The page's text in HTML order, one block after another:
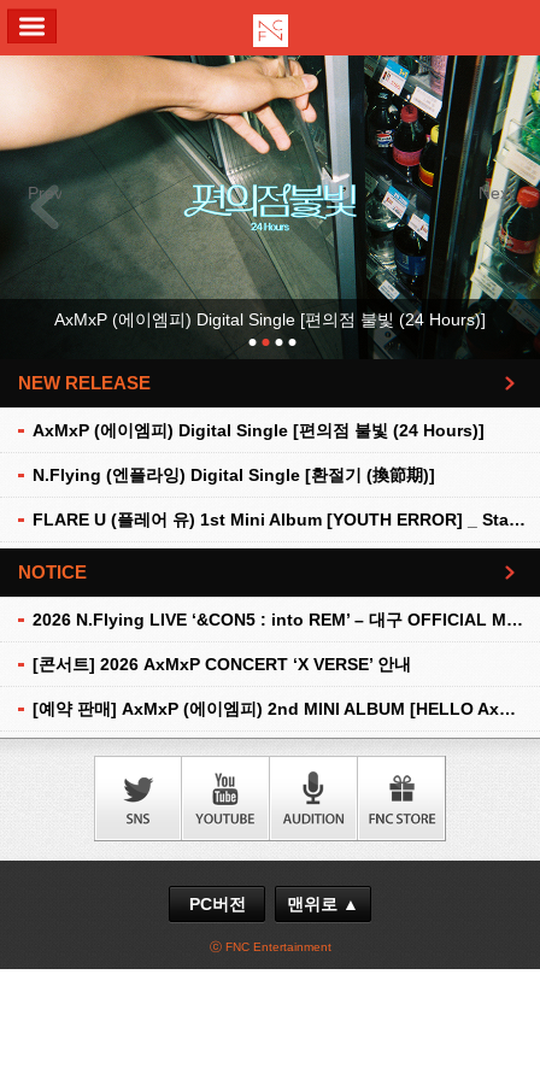
Previous Next
AxMxP (에이엠피) Digital Single [편의점 불빛 (24 Hours)]
NEW RELEASE
AxMxP (에이엠피) Digital Single [편의점 불빛 (24 Hours)]
N.Flying (엔플라잉) Digital Single [환절기 (換節期)]
FLARE U (플레어 유) 1st Mini Album [YOUTH ERROR] _ Stationery Kit Ver.
더보기
NOTICE
2026 N.Flying LIVE ‘&CON5 : into REM’ – 대구 OFFICIAL MD 현장 판매 안내
[콘서트] 2026 AxMxP CONCERT ‘X VERSE’ 안내
[예약 판매] AxMxP (에이엠피) 2nd MINI ALBUM [HELLO AxMxP] 예약 판매 안내
더보기
PC버전 맨위로 ▲
ⓒ FNC Entertainment